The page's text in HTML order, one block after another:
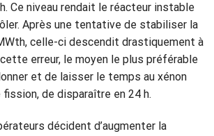
Ce niveau rendait le réacteur instable
Après une tentative de stabiliser la
celle-ci descendit drastiquement à
erreur, le moyen le plus préférable
et de laisser le temps au xénon
fission, de disparaître en 24 h.
décident d’augmenter la